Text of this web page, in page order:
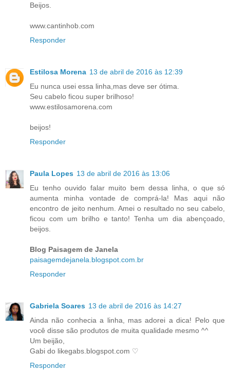
Beijos.
www.cantinhob.com
Responder
Estilosa Morena 13 de abril de 2016 às 12:39
Eu nunca usei essa linha,mas deve ser ótima.
Seu cabelo ficou super brilhoso!
www.estilosamorena.com
beijos!
Responder
Paula Lopes 13 de abril de 2016 às 13:06
Eu tenho ouvido falar muito bem dessa linha, o que só
aumenta minha vontade de comprá-la! Mas aqui não
encontro de jeito nenhum. Amei o resultado no seu cabelo,
ficou com um brilho e tanto! Tenha um dia abençoado,
beijos.
Blog Paisagem de Janela
paisagemdejanela.blogspot.com.br
Responder
Gabriela Soares 13 de abril de 2016 às 14:27
Ainda não conhecia a linha, mas adorei a dica! Pelo que
você disse são produtos de muita qualidade mesmo ^^
Um beijão,
Gabi do likegabs.blogspot.com ♡
Responder